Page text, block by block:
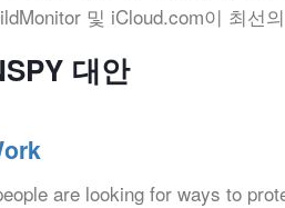
및 iCloud.com이 최선
대안
are looking for ways to